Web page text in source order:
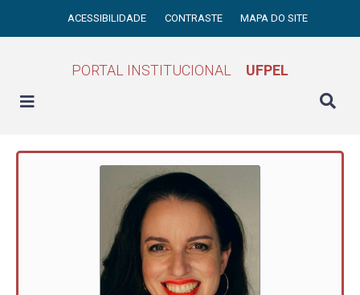
ACESSIBILIDADE CONTRASTE MAPA DO SITE
PORTAL INSTITUCIONAL UFPEL